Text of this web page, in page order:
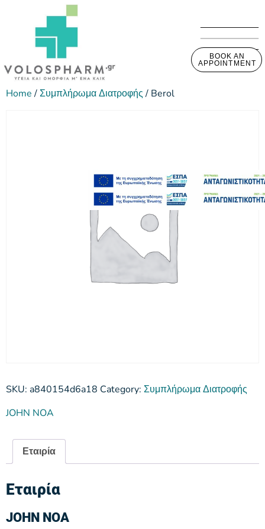
BOOK AN
APPOINTMENT
Home/Συμπλήρωμα Διατροφής/ Berol
SKU: a840154d6a18 Category: Συμπλήρωμα Διατροφής
JOHN NOA
Εταιρία
Εταιρία
JOHN NOA